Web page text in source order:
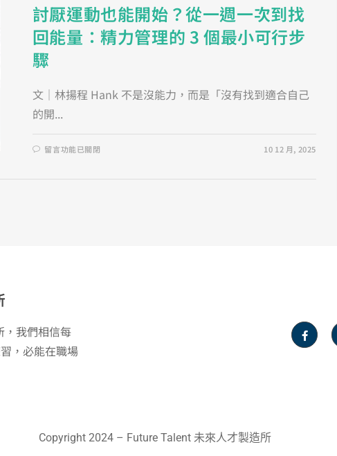
討厭運動也能開始？從一週一次到找
回能量：精力管理的 3 個最小可行步
驟
文｜林揚程 Hank 不是沒能力，而是「沒有找到適合自己
的開...
留言功能已關閉 10 12 月, 2025
我們相信每
，必能在職場
Copyright 2024 – Future Talent 未來人才製造所